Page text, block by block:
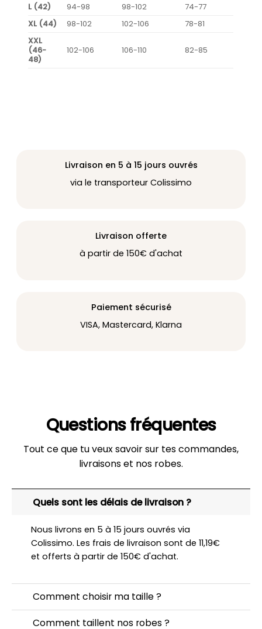
L (42)
94-98 98-102
74-77
XL (44)
98-102 102-106
78-81
XXL
(46-
48)
102-106 106-110 82-85
Livraison en 5 à 15 jours ouvrés
via le transporteur Colissimo
Livraison offerte
à partir de 150€ d'achat
Paiement sécurisé
VISA, Mastercard, Klarna
Questions fréquentes
Tout ce que tu veux savoir sur tes commandes,
livraisons et nos robes.
Quels sont les délais de livraison ?
Nous livrons en 5 à 15 jours ouvrés via
Colissimo. Les frais de livraison sont de 11,19€
et offerts à partir de 150€ d'achat.
Comment choisir ma taille ?
Comment taillent nos robes ?